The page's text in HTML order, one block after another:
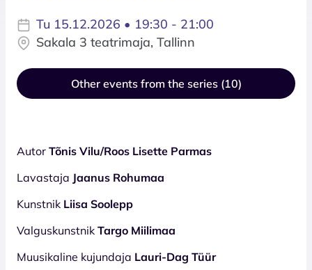
Tu 15.12.2026 • 19:30 - 21:00
Sakala 3 teatrimaja, Tallinn
Other events from the series (10)
Autor Tõnis Vilu/Roos Lisette Parmas
Lavastaja Jaanus Rohumaa
Kunstnik Liisa Soolepp
Valguskunstnik Targo Miilimaa
Muusikaline kujundaja Lauri-Dag Tüür